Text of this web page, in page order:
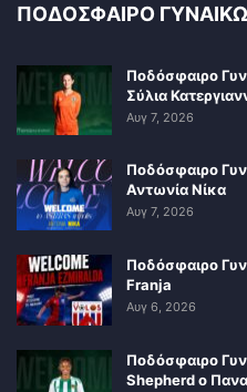
ΠΟΔΟΣΦΑΙΡΟ
Ποδόσφαιρο
Σύλια
Αυγ 7, 2026
Ποδόσφαιρο
Αντωνία Νίκα
Αυγ 7, 2026
Ποδόσφαιρο
Franja
Αυγ 6, 2026
Ποδόσφαιρο
Shepherd ο